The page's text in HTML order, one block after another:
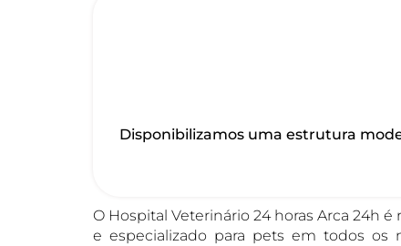
Disponibilizamos uma estrutura
O Hospital Veterinário 24 horas Arca 24h
e especializado para pets em todos os